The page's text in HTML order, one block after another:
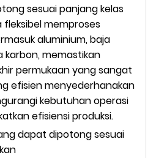
sesuai panjang kelas
memproses
aluminium, baja
karbon, memastikan
permukaan yang sangat
efisien menyederhanakan
kebutuhan operasi
efisiensi produksi.
dapat dipotong sesuai